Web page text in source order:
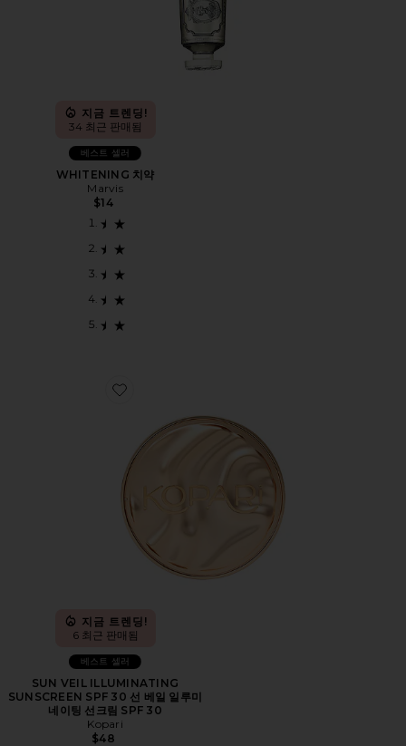
지금 트렌딩!
34 최근 판매됨
베스트 셀러
WHITENING 치약
Marvis
$14
Favorite SUN VEIL ILLUMINATING SUNSCREEN SPF
지금 트렌딩!
6 최근 판매됨
베스트 셀러
SUN VEIL ILLUMINATING
SUNSCREEN SPF 30 선 베일 일루미
네이팅 선크림 SPF 30
Kopari
$48